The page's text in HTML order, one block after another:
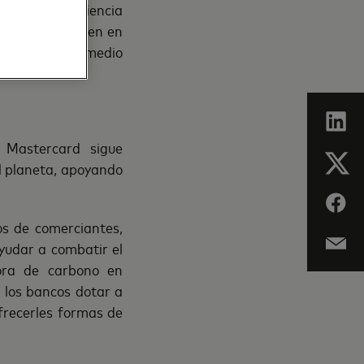
con conciencia
que colaboren en
nuestro medio
sigue
apoyando
de comerciantes,
a combatir el
de carbono en
bancos dotar a
formas de